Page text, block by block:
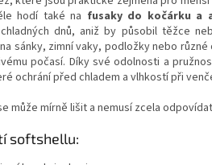
hodí také na fusaky do kočárku a
dnů, aniž by působil těžce
na sánky, zimní vaky, podložky nebo
počasí. Díky své odolnosti a
ochrání před chladem a vlhkostí při
může mírně lišit a nemusí zcela
softshellu: